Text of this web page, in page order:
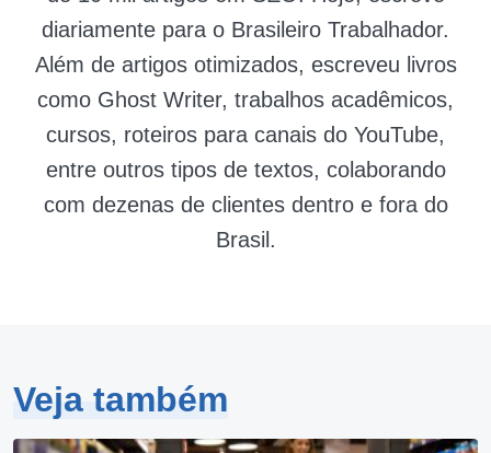
diariamente para o Brasileiro Trabalhador.
Além de artigos otimizados, escreveu livros
como Ghost Writer, trabalhos acadêmicos,
cursos, roteiros para canais do YouTube,
entre outros tipos de textos, colaborando
com dezenas de clientes dentro e fora do
Brasil.
Veja também